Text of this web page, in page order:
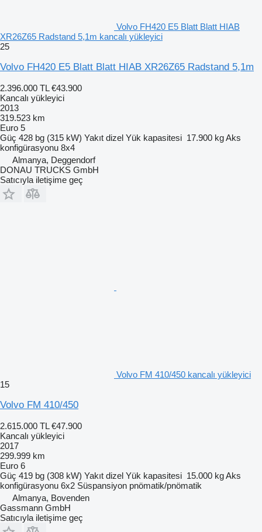
Volvo FH420 E5 Blatt Blatt HIAB
XR26Z65 Radstand 5,1m kancalı yükleyici
25
Volvo FH420 E5 Blatt Blatt HIAB XR26Z65 Radstand 5,1m
2.396.000 TL €43.900
Kancalı yükleyici
2013
319.523 km
Euro 5
Güç 428 bg (315 kW) Yakıt dizel Yük kapasitesi 17.900 kgAks
konfigürasyonu 8x4
Almanya, Deggendorf
DONAU TRUCKS GmbH
Satıcıyla iletişime geç
Volvo FM 410/450 kancalı yükleyici
15
Volvo FM 410/450
2.615.000 TL €47.900
Kancalı yükleyici
2017
299.999 km
Euro 6
Güç 419 bg (308 kW) Yakıt dizel Yük kapasitesi 15.000 kgAks
konfigürasyonu 6x2 Süspansiyon pnömatik/pnömatik
Almanya, Bovenden
Gassmann GmbH
Satıcıyla iletişime geç